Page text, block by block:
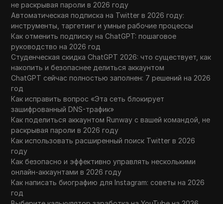
не раскрывая пароли в 2026 году
Автоматическая подписка на Twitter в 2026 году:
инструменты, таргетинг и умные рабочие процессы
Как отменить подписку на ChatGPT: пошаговое
руководство на 2026 год
Студенческая скидка ChatGPT 2026: что существует, как
накопить и безопаснее делиться аккаунтом
ChatGPT сейчас полностью заполнен: 7 решений на 2026
год
Как исправить вопрос «Эта сеть блокирует
зашифрованный DNS-трафик»
Как поделиться аккаунтом Runway с вашей командой, не
раскрывая пароли в 2026 году
Как использовать расширенный поиск Twitter в 2026
году
Как безопасно и эффективно управлять несколькими
онлайн-аккаунтами в 2026 году
Как написать биографию для Instagram: советы на 2026
год